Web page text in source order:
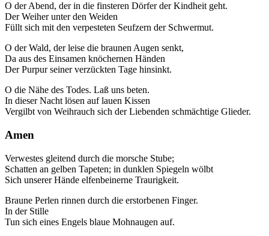
O der Abend, der in die finsteren Dörfer der Kindheit geht.
Der Weiher unter den Weiden
Füllt sich mit den verpesteten Seufzern der Schwermut.
O der Wald, der leise die braunen Augen senkt,
Da aus des Einsamen knöchernen Händen
Der Purpur seiner verzückten Tage hinsinkt.
O die Nähe des Todes. Laß uns beten.
In dieser Nacht lösen auf lauen Kissen
Vergilbt von Weihrauch sich der Liebenden schmächtige Glieder.
Amen
Verwestes gleitend durch die morsche Stube;
Schatten an gelben Tapeten; in dunklen Spiegeln wölbt
Sich unserer Hände elfenbeinerne Traurigkeit.
Braune Perlen rinnen durch die erstorbenen Finger.
In der Stille
Tun sich eines Engels blaue Mohnaugen auf.